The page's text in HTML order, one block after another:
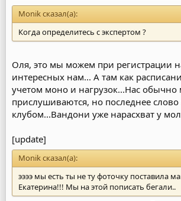
Monik сказал(а):
Когда определитесь с экспертом ?
Оля, это мы можем при регистрации
интересных нам... А там как
учетом моно и нагрузок...Нас обычно
прислушиваются, но последнее слово
клубом...Вандони уже нарасхват у
[update]
Monik сказал(а):
ээээ мы есть ты не ту фоточку поставила
Екатерина!!! Мы на этой пописать бегали..